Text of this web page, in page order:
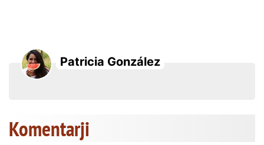
Patricia González
Komentarji